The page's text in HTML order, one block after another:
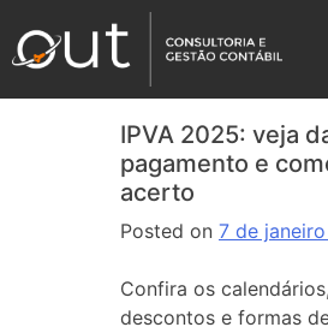
IPVA 2025: veja
pagamento e
acerto
Posted on 7 de
Confira os calendários,
descontos e formas